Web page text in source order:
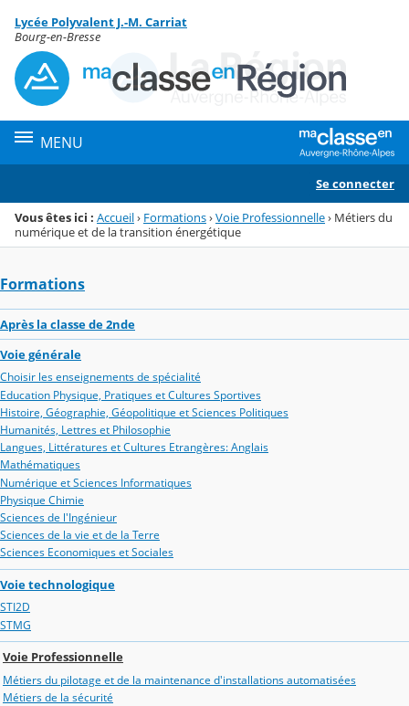
Menu de la rubrique
Contenu
Lycée Polyvalent J.-M. Carriat
Bourg-en-Bresse
MENU
Se connecter
Vous êtes ici : Accueil› Formations›Voie Professionnelle› Métiers du
numérique et de la transition énergétique
Formations
Après la classe de 2nde
Voie générale
Choisir les enseignements de spécialité
Education Physique, Pratiques et Cultures Sportives
Histoire, Géographie, Géopolitique et Sciences Politiques
Humanités, Lettres et Philosophie
Langues, Littératures et Cultures Etrangères: Anglais
Mathématiques
Numérique et Sciences Informatiques
Physique Chimie
Sciences de l'Ingénieur
Sciences de la vie et de la Terre
Sciences Economiques et Sociales
Voie technologique
STI2D
STMG
Voie Professionnelle
Métiers du pilotage et de la maintenance d'installations automatisées
Métiers de la sécurité